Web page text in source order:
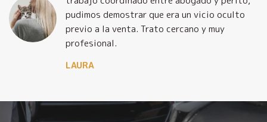
pudimos demostrar que era un vicio oculto
previo a la venta. Trato cercano y muy
profesional.
LAURA